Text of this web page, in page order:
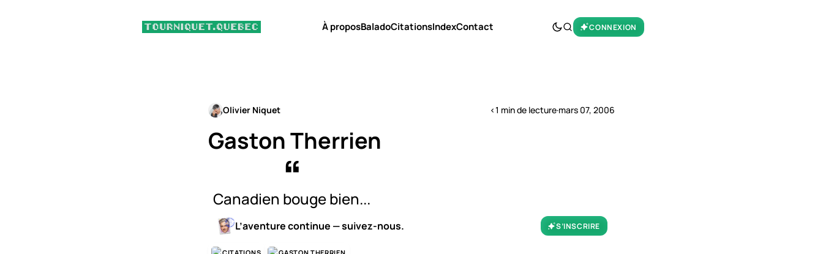
À proposBaladoCitationsIndexContact CONNEXION
Olivier Niquet <1 min de lecture·mars 07, 2006
Gaston Therrien
Canadien bouge bien...
L’aventure continue — suivez-nous. S’INSCRIRE
CITATIONS GASTON THERRIEN